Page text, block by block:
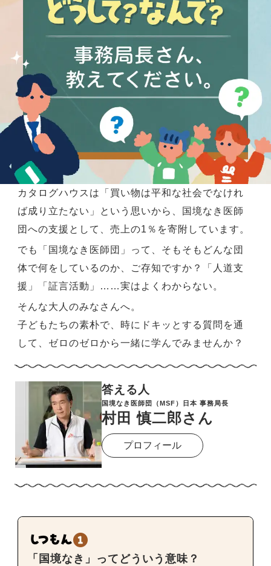
カタログハウスは「買い物は平和な社会でなけれ
ば成り立たない」という思いから、国境なき医師
団への支援として、売上の1％を寄附しています。
でも「国境なき医師団」って、そもそもどんな団
体で何をしているのか、ご存知ですか？
「人道支
援」「証言活動」……実はよくわからない。
そんな大人のみなさんへ。
子どもたちの素朴で、時にドキッとする質問を通
して、ゼロのゼロから一緒に学んでみませんか？
答える人
国境なき医師団（MSF）日本 事務局長
村田 慎二郎さん
プロフィール
「国境なき」ってどういう意味？